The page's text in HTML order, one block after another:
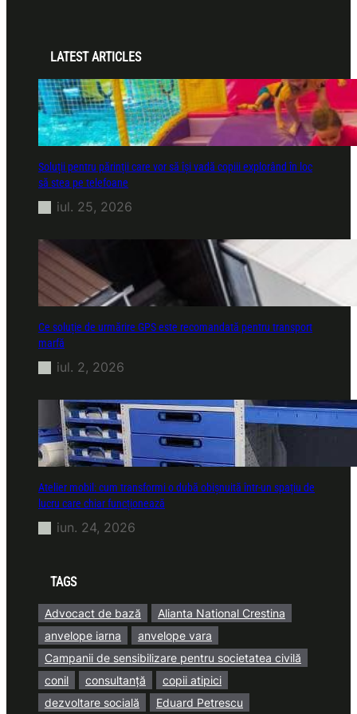
LATEST ARTICLES
Soluții pentru părinții care vor să își vadă copiii explorând în loc
să stea pe telefoane
iul. 25, 2026
Ce soluție de urmărire GPS este recomandată pentru transport
marfă
iul. 2, 2026
Atelier mobil: cum transformi o dubă obișnuită într-un spațiu de
lucru care chiar funcționează
iun. 24, 2026
TAGS
Advocact de bază
Alianta National Crestina
anvelope iarna
anvelope vara
Campanii de sensibilizare pentru societatea civilă
conil
consultanță
copii atipici
dezvoltare socială
Eduard Petrescu